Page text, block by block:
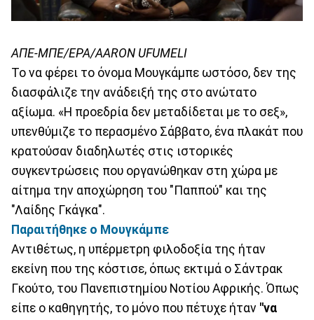
ΑΠΕ-ΜΠΕ/ΕΡΑ/AARON UFUMELI
Το να φέρει το όνομα Μουγκάμπε ωστόσο, δεν της
διασφάλιζε την ανάδειξή της στο ανώτατο
αξίωμα. «Η προεδρία δεν μεταδίδεται με το σεξ»,
υπενθύμιζε το περασμένο Σάββατο, ένα πλακάτ που
κρατούσαν διαδηλωτές στις ιστορικές
συγκεντρώσεις που οργανώθηκαν στη χώρα με
αίτημα την αποχώρηση του "Παππού" και της
"Λαίδης Γκάγκα".
Παραιτήθηκε ο Μουγκάμπε
Αντιθέτως, η υπέρμετρη φιλοδοξία της ήταν
εκείνη που της κόστισε, όπως εκτιμά ο Σάντρακ
Γκούτο, του Πανεπιστημίου Νοτίου Αφρικής. Όπως
είπε ο καθηγητής, το μόνο που πέτυχε ήταν "να